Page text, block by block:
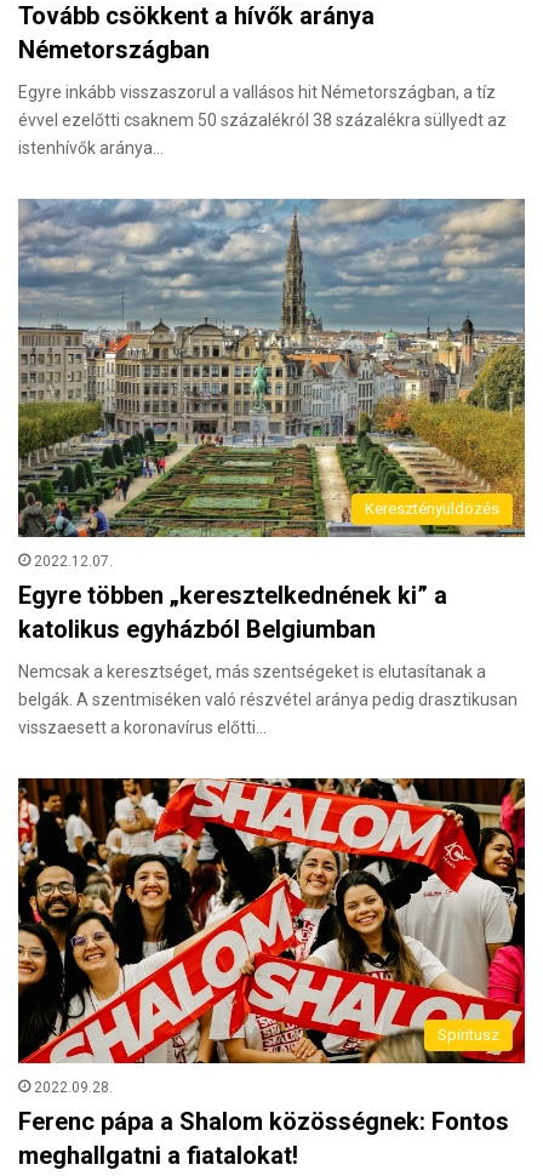
Tovább csökkent a hívők aránya
Németországban
Egyre inkább visszaszorul a vallásos hit Németországban, a tíz
évvel ezelőtti csaknem 50 százalékról 38 százalékra süllyedt az
istenhívők aránya…
Keresztényüldözés
2022.12.07.
Egyre többen „keresztelkednének ki” a
katolikus egyházból Belgiumban
Nemcsak a keresztséget, más szentségeket is elutasítanak a
belgák. A szentmiséken való részvétel aránya pedig drasztikusan
visszaesett a koronavírus előtti…
Spiritusz
2022.09.28.
Ferenc pápa a Shalom közösségnek: Fontos
meghallgatni a fiatalokat!